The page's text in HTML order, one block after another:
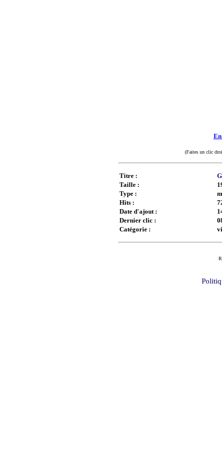
(Faites un clic
Titre :
Taille :
Type :
Hits :
Date d'ajout :
Dernier clic :
Catégorie :